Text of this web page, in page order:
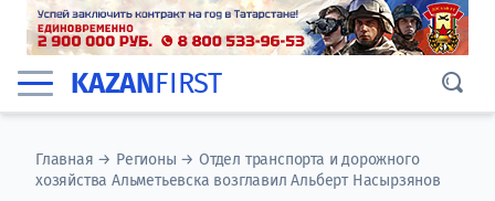
KAZANFIRST
Главная → Регионы →Отдел транспорта и дорожного
хозяйства Альметьевска возглавил Альберт Насырзянов